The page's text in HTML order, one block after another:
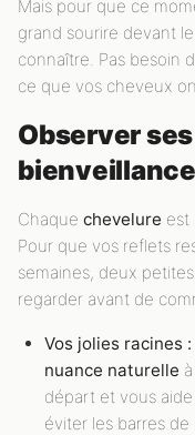
Mais pour que ce
grand sourire devant
connaître. Pas besoin
ce que vos cheveux
Observer
bienveillance
Chaque chevelure est
Pour que vos reflets
semaines, deux
regarder avant de
Vos jolies racines :
nuance naturelle
départ et vous
éviter les barres de